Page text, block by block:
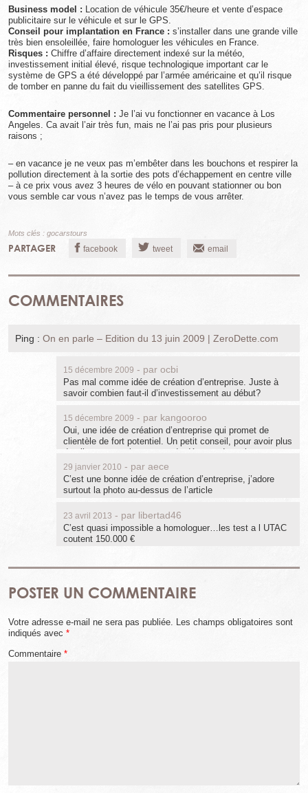
Business model : Location de véhicule 35€/heure et vente d’espace
publicitaire sur le véhicule et sur le GPS.
Conseil pour implantation en France : s’installer dans une grande ville
très bien ensoleillée, faire homologuer les véhicules en France.
Risques : Chiffre d’affaire directement indexé sur la météo,
investissement initial élevé, risque technologique important car le
système de GPS a été développé par l’armée américaine et qu’il risque
de tomber en panne du fait du vieillissement des satellites GPS.
Commentaire personnel : Je l’ai vu fonctionner en vacance à Los
Angeles. Ca avait l’air très fun, mais ne l’ai pas pris pour plusieurs
raisons ;
– en vacance je ne veux pas m’embêter dans les bouchons et respirer la
pollution directement à la sortie des pots d’échappement en centre ville
– à ce prix vous avez 3 heures de vélo en pouvant stationner ou bon
vous semble car vous n’avez pas le temps de vous arrêter.
Mots clés : gocarstours
PARTAGER facebook tweet email
COMMENTAIRES
Ping : On en parle – Edition du 13 juin 2009 | ZeroDette.com
15 décembre 2009 - par ocbi
Pas mal comme idée de création d’entreprise. Juste à
savoir combien faut-il d’investissement au début?
15 décembre 2009 - par kangooroo
Oui, une idée de création d’entreprise qui promet de
clientèle de fort potentiel. Un petit conseil, pour avoir plus
de clients, ayez le courage de déposer de petites
annonces gratuites concernant vos services. Ca doit
marcher je pense.
29 janvier 2010 - par aece
C’est une bonne idée de création d’entreprise, j’adore
surtout la photo au-dessus de l’article
23 avril 2013 - par libertad46
C’est quasi impossible a homologuer…les test a l UTAC
coutent 150.000 €
POSTER UN COMMENTAIRE
Votre adresse e-mail ne sera pas publiée. Les champs obligatoires sont
indiqués avec *
Commentaire *